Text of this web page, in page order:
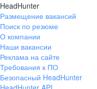
Екатеринбург
ул. Боевых Дружин, стр. 20,
+7 343 226-79-99
pr@ural.hh.ru
HeadHunter
Размещение вакансий
Поиск по резюме
О компании
Наши вакансии
Реклама на сайте
Требования к ПО
Безопасный HeadHunter